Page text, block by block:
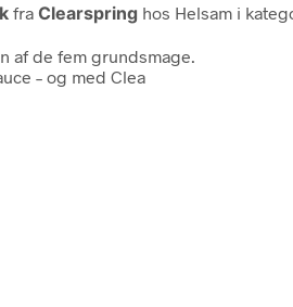
fra Clearspring hos Helsam i
af de fem grundsmage.
– og med Clea